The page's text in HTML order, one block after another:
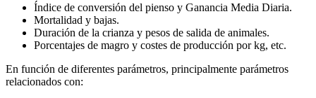
Índice de conversión del pienso y Ganancia Media Diaria.
Mortalidad y bajas.
Duración de la crianza y pesos de salida de animales.
Porcentajes de magro y costes de producción por kg, etc.
En función de diferentes parámetros, principalmente parámetros
relacionados con: